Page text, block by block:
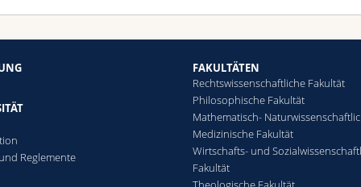
PER 21, Raum A230
PER 21, Raum A230
PER 21, Raum A230
PER 21, Raum A230
PER 21, Raum A230
08:30 - 09:30
60 Min.
I
Reglemente
FAKULTÄTEN
Rechtswissenschaftliche Fakultät
Philosophische Fakultät
Mathematisch-
Medizinische Fakultät
Wirtschafts- und
Fakultät